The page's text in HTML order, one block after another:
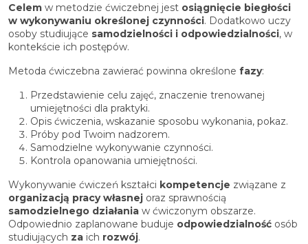
Celem w metodzie ćwiczebnej jest osiągnięcie biegłości
w wykonywaniu określonej czynności. Dodatkowo uczy
osoby studiujące samodzielności i odpowiedzialności, w
kontekście ich postępów.
Metoda ćwiczebna zawierać powinna określone fazy:
Przedstawienie celu zajęć, znaczenie trenowanej
umiejętności dla praktyki.
Opis ćwiczenia, wskazanie sposobu wykonania, pokaz.
Próby pod Twoim nadzorem.
Samodzielne wykonywanie czynności.
Kontrola opanowania umiejętności.
Wykonywanie ćwiczeń kształci kompetencje związane z
organizacją pracy własnej oraz sprawnością
samodzielnego działania w ćwiczonym obszarze.
Odpowiednio zaplanowane buduje odpowiedzialność osób
studiujących za ich rozwój.